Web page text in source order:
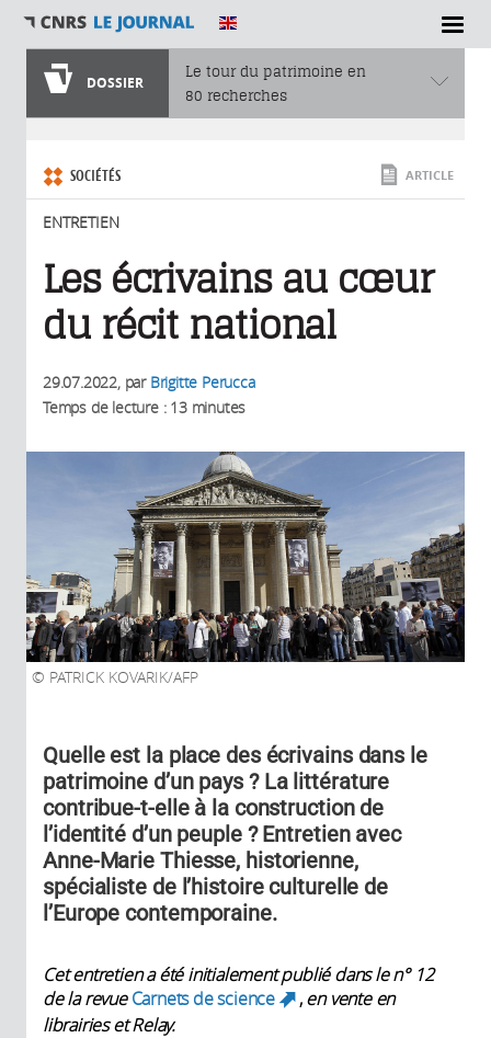
SECTIONS
DOSSIER
Le tour du patrimoine en
80 recherches
SOCIÉTÉS
ENTRETIEN
ARTICLE
Les écrivains au cœur
du récit national
29.07.2022, par Brigitte Perucca
Temps de lecture : 13 minutes
PATRICK KOVARIK/AFP
Quelle est la place des écrivains dans le
patrimoine d’un pays ? La littérature
contribue-t-elle à la construction de
l’identité d’un peuple ? Entretien avec
Anne-Marie Thiesse, historienne,
spécialiste de l’histoire culturelle de
l’Europe contemporaine.
Cet entretien a été initialement publié dans le n° 12
de la revueCarnets de science (link is external)
,en vente en
librairies et Relay.